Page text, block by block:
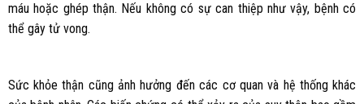
máu hoặc ghép thận. Nếu không có sự can thiệp như vậy, bệnh có
thể gây tử vong.
Sức khỏe thận cũng ảnh hưởng đến các cơ quan và hệ thống khác